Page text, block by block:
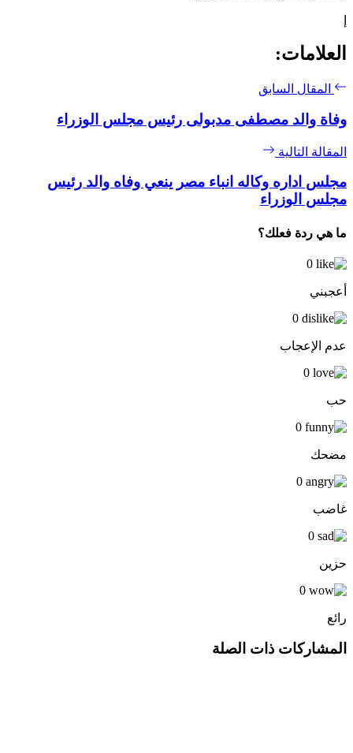
العلامات:
المقال السابق
وفاة والد مصطفى مدبولى رئيس مجلس الوزراء
المقالة التالية
مجلس اداره وكاله انباء مصر ينعي وفاه والد رئيس
مجلس الوزراء
ما هي ردة فعلك؟
0
أعجبني
0
عدم الإعجاب
0
حب
0
مضحك
0
غاضب
0
حزين
0
رائع
المشاركات ذات الصلة